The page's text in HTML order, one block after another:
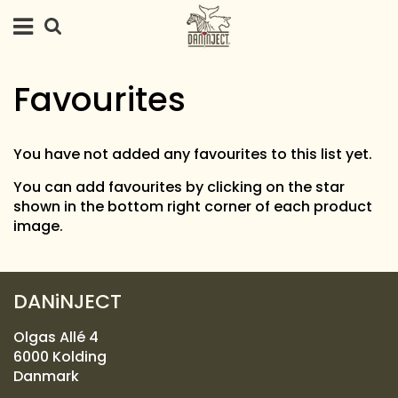
Favourites
You have not added any favourites to this list yet.
You can add favourites by clicking on the star
shown in the bottom right corner of each product
image.
DANiNJECT
Olgas Allé 4
6000 Kolding
Danmark